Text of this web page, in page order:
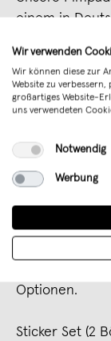
einem in
speziellen
Die Pimpads
PVC und
sich das
es zu
Optionen.
Sticker Set (2
Wir verwenden
Wir können diese zur
Website zu
großartiges Website-
uns verwendeten
Notwendig
Werbung